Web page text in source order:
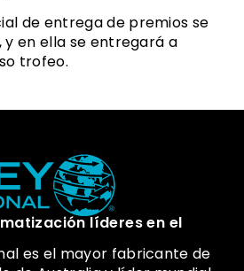
de entrega de premios se
y en ella se entregará a
trofeo.
líderes en el
es el mayor fabricante de